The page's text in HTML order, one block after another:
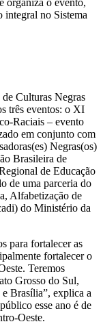
integral no Sistema
Culturas Negras
três eventos: o XI
Raciais – evento
em conjunto com
Negras(os)
Brasileira de
de Educação
de uma parceria do
Alfabetização de
do Ministério da
para fortalecer as
fortalecer o
Teremos
Grosso do Sul,
Brasília”, explica a
esse ano é de
Oeste.